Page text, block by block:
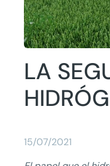
LA
15/07/2021